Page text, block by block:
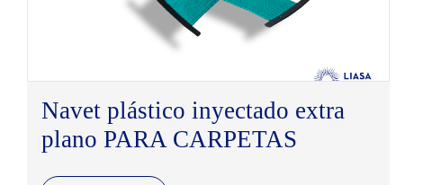
Navet plástico inyectado extra
plano PARA CARPETAS